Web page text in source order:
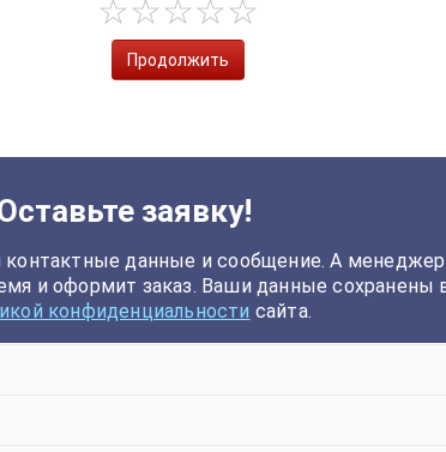
Продолжить
заявку!
контактные данные и сообщение. А
и оформит заказ. Ваши данные сохранены
конфиденциальности сайта.